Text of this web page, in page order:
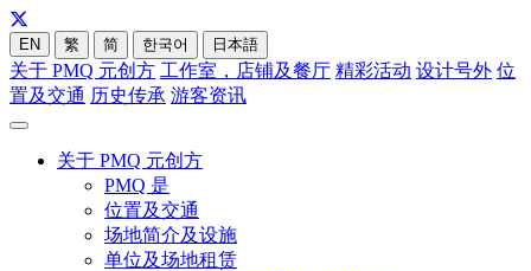
EN 繁 简 한국어 日本語
关于 PMQ 元创方 工作室，店铺及餐厅 精彩活动 设计号外 位
置及交通 历史传承 游客资讯
关于 PMQ 元创方
PMQ 是
位置及交通
场地简介及设施
单位及场地租赁